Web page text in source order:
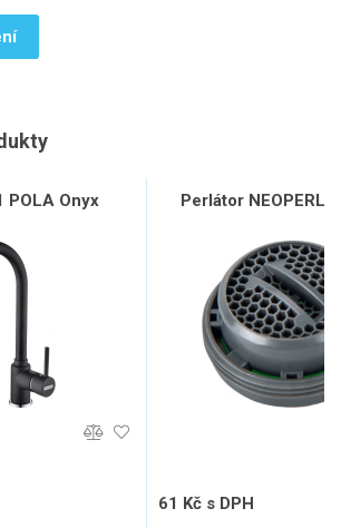
POLA Onyx Perlátor NEOPERL,
61 Kč s DPH